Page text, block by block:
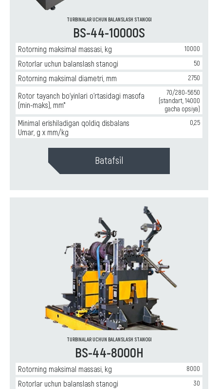
TURBINALAR UCHUN BALANSLASH STANOGI
BS-44-10000S
Rotorning maksimal massasi, kg 10000
Rotorlar uchun balanslash stanogi 50
Rotorning maksimal diametri, mm 2750
Rotor tayanch bo‘yinlari o‘rtasidagi masofa
(min-maks), mm*
70/280-5650
(standart, 14000
gacha opsiya)
Minimal erishiladigan qoldiq disbalans
Umar, g x mm/kg
0,25
Batafsil
TURBINALAR UCHUN BALANSLASH STANOGI
BS-44-8000H
Rotorning maksimal massasi, kg 8000
Rotorlar uchun balanslash stanogi 30